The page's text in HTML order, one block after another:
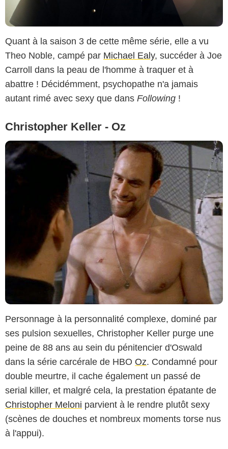
Quant à la saison 3 de cette même série, elle a vu
Theo Noble, campé par Michael Ealy, succéder à Joe
Carroll dans la peau de l'homme à traquer et à
abattre ! Décidémment, psychopathe n'a jamais
autant rimé avec sexy que dans Following !
Christopher Keller - Oz
Personnage à la personnalité complexe, dominé par
ses pulsion sexuelles, Christopher Keller purge une
peine de 88 ans au sein du pénitencier d'Oswald
dans la série carcérale de HBO Oz. Condamné pour
double meurtre, il cache également un passé de
serial killer, et malgré cela, la prestation épatante de
Christopher Meloni parvient à le rendre plutôt sexy
(scènes de douches et nombreux moments torse nus
à l'appui).